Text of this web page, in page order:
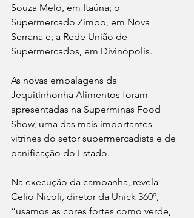
Souza Melo, em Itaúna; o
Supermercado Zimbo, em Nova
Serrana e; a Rede União de
Supermercados, em Divinópolis.
As novas embalagens da
Jequitinhonha Alimentos foram
apresentadas na Superminas Food
Show, uma das mais importantes
vitrines do setor supermercadista e de
panificação do Estado.
Na execução da campanha, revela
Celio Nicoli, diretor da Unick 360º,
“usamos as cores fortes como verde,